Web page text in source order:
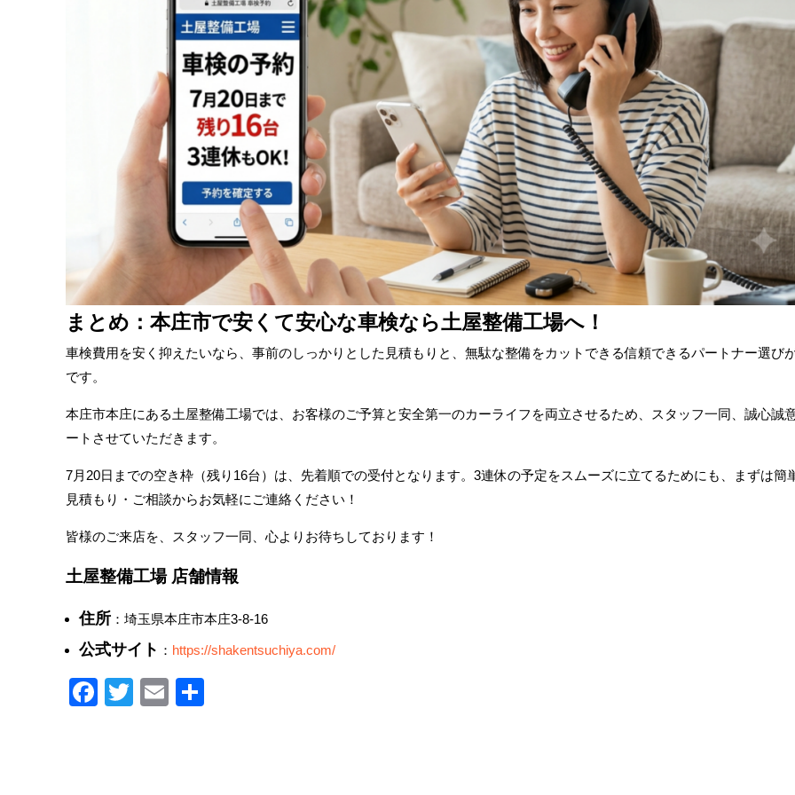
まとめ：本庄市で安くて安心な車検なら土屋整備工場へ！
車検費用を安く抑えたいなら、事前のしっかりとした見積もりと、無駄な整備をカットできる信頼できるパートナー選び
です。
本庄市本庄にある土屋整備工場では、お客様のご予算と安全第一のカーライフを両立させるため、スタッフ一同、誠心誠
ートさせていただきます。
7月20日までの空き枠（残り16台）は、先着順での受付となります。3連休の予定をスムーズに立てるためにも、まずは簡
見積もり・ご相談からお気軽にご連絡ください！
皆様のご来店を、スタッフ一同、心よりお待ちしております！
土屋整備工場 店舗情報
住所 ：埼玉県本庄市本庄3-8-16
公式サイト ： https://shakentsuchiya.com/
Facebook
TwitterEmail